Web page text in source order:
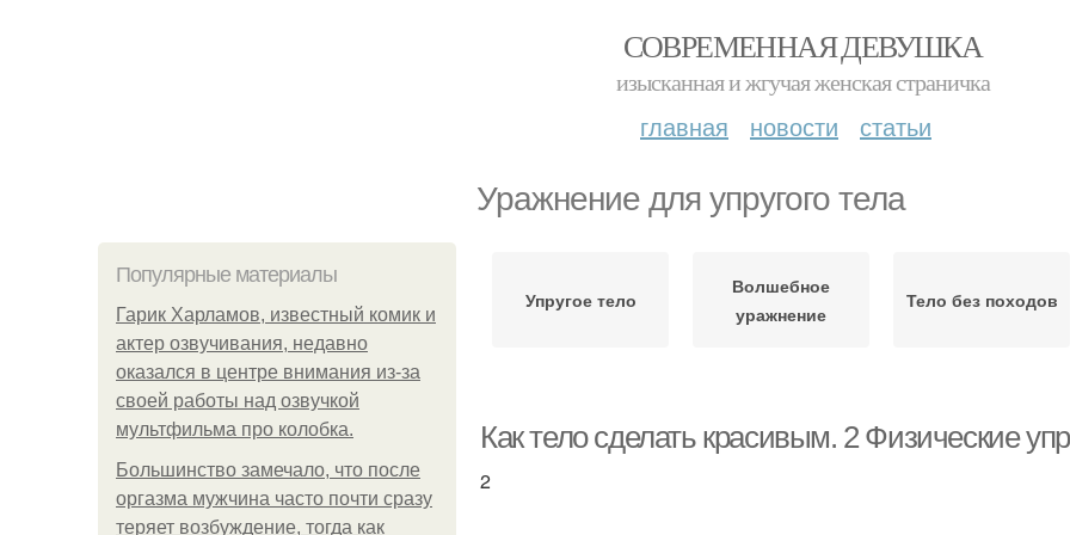
СОВРЕМЕННАЯ ДЕВУШКА
изысканная и жгучая женская страничка
главная новости статьи
Уражнение для упругого тела
Популярные материалы
Гарик Харламов, известный комик и
актер озвучивания, недавно
оказался в центре внимания из-за
своей работы над озвучкой
мультфильма про колобка.
Большинство замечало, что после
оргазма мужчина часто почти сразу
теряет возбуждение, тогда как
Упругое тело
Волшебное
уражнение
Тело без походов
Как тело сделать красивым. 2 Физические
2